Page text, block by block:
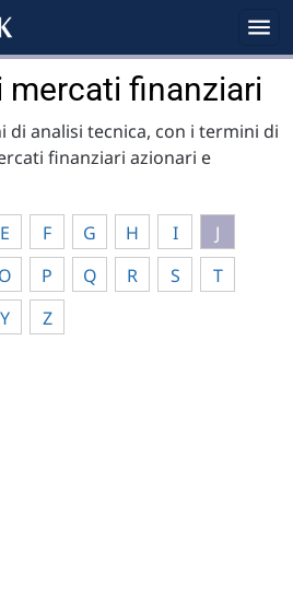
mercati finanziari
di analisi tecnica, con i termini di
finanziari azionari e
E F G H I
J
O P Q R S
T
Y Z